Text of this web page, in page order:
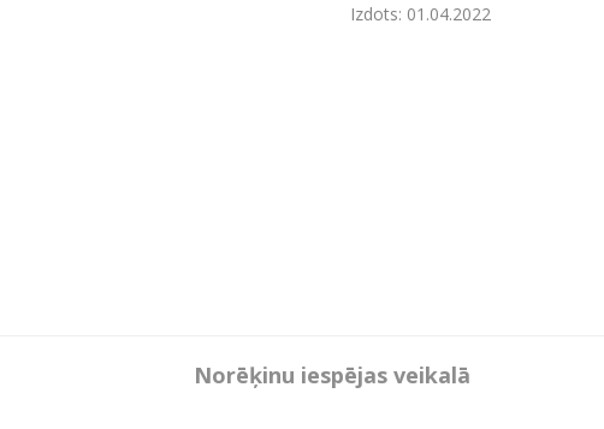
Izdots: 01.04.2022
Norēķinu iespējas veikalā